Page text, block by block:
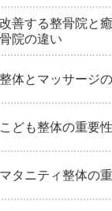
改善する整骨院と
骨院の違い
整体とマッサージ
こども整体の重要性
マタニティ整体の